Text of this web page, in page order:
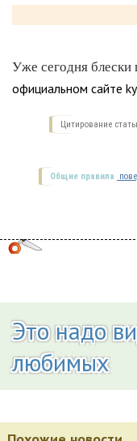
Уже сегодня блески
официальном сайте
Цитирование
Общие правила
Это надо
любимых